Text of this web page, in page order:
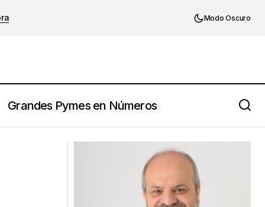
Modo Oscuro
Grandes Pymes en Números